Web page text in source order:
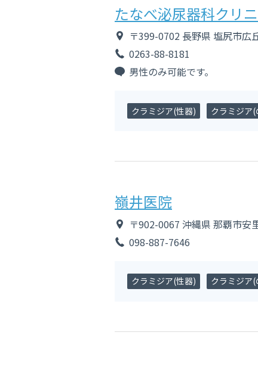
たなべ泌尿器科クリ
〒399-0702 長野県 塩尻市広
0263-88-8181
男性のみ可能です。
クラミジア(性器) クラミジア
嶺井医院
〒902-0067 沖縄県 那覇市安
098-887-7646
クラミジア(性器) クラミジア